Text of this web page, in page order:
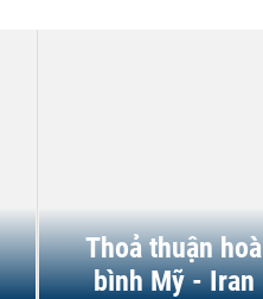
Thoả thuận hoà
bình Mỹ - Iran